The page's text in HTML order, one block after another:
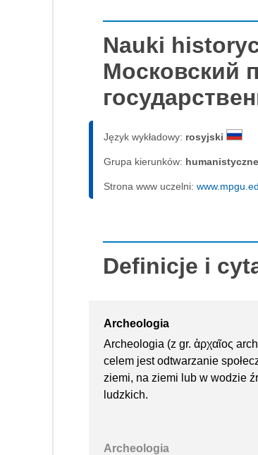
Nauki
Московский
Język wykładowy: rosyjski
Grupa kierunków: humanistyczne
Strona www uczelni:
Definicje i
Archeologia
Archeologia (z gr. ἀρχαῖος
celem jest odtwarzanie
ziemi, na ziemi lub w wodzie
ludzkich.
Archeologia